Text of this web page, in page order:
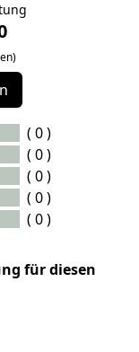
( 0 )
( 0 )
( 0 )
( 0 )
( 0 )
für diesen